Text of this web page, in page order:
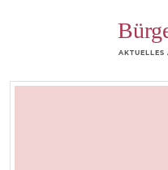
AKTUELLES